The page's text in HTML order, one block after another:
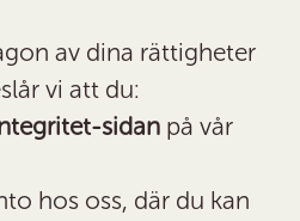
av dina rättigheter
vi att du:
sidan på vår
hos oss, där du kan